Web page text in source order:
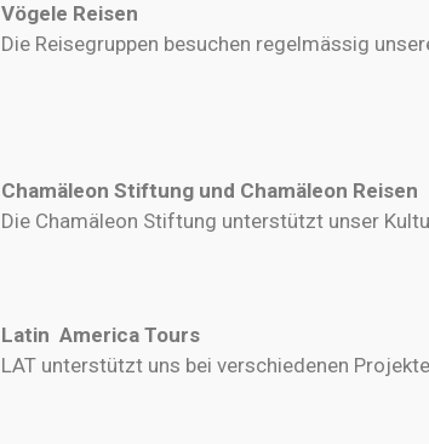
Vögele Reisen
Die Reisegruppen besuchen regelmässig
Chamäleon Stiftung und Chamäleon Reisen
Die Chamäleon Stiftung unterstützt unser
Latin America Tours
LAT unterstützt uns bei verschiedenen